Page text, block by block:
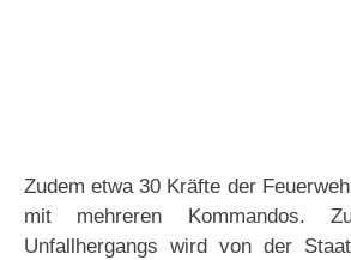
Zudem etwa 30 Kräfte der
mit mehreren Kommandos.
Unfallhergangs wird von der